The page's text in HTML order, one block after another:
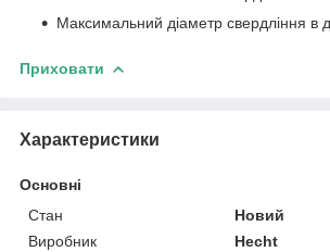
Максимальний діаметр свердління в
Приховати
Характеристики
Основні
Стан
Новий
Виробник
Hecht